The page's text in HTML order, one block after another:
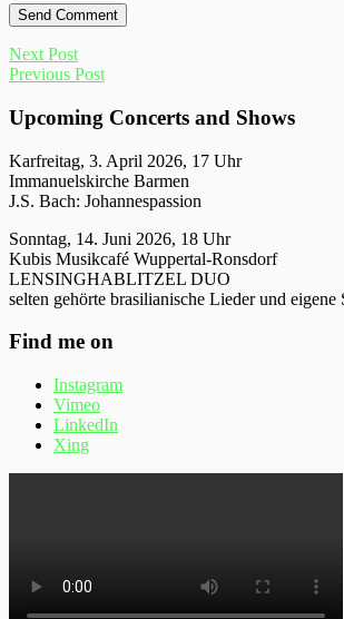
Next Post
Previous Post
Upcoming Concerts and Shows
Karfreitag, 3. April 2026, 17 Uhr
Immanuelskirche Barmen
J.S. Bach: Johannespassion
Sonntag, 14. Juni 2026, 18 Uhr
Kubis Musikcafé Wuppertal-Ronsdorf
LENSINGHABLITZEL DUO
selten gehörte brasilianische Lieder und eigene
Find me on
Instagram
Vimeo
LinkedIn
Xing